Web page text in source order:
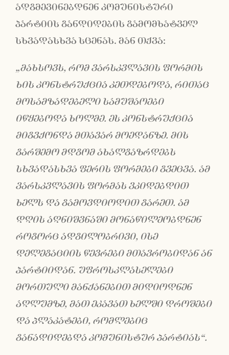
ადგმევინებდნენ კომუნისტური
პარტიის განდიდების გამომხატველ
სხვადასხვა სცენას. მან თქვა:
„მახსოვს, რომ ვარსკვლავის ფორმის
ხის კონსტრუქცია კეთდებოდა, რითაც
მოსამზადებელი სამუშაოები
იწყებოდა ხოლმე. ეს კონსტრუქცია
მიგვქონდა მთავარ მოედანზე. მის
გარშემო მდგომ ახალგაზრდებს
სხვადასხვა ფერის ფორმები გვეცვა. ამ
ვარსკვლავის ფორმას ვკიდებდით
ხელს და გამოვდიოდით გარეთ. ამ
დღის აღნიშვნაში მონაწილეობდნენ
როგორც ადგილობრივი, ისე
დელეგაციის წევრები მთავრობიდან ან
პარტიიდან. უფროსკლასელები
მორთული მანქანებით მიდიოდნენ
აღლუმზე, მათ ეკავათ ხელში დროშები
და პლაკატები, რომლებიც
განადიდებდა კომუნისტურ პარტიას“.